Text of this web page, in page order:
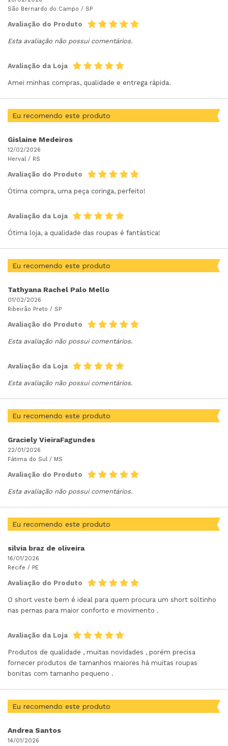
São Bernardo do Campo / SP
Avaliação do Produto
Esta avaliação não possui comentários.
Avaliação da Loja
Amei minhas compras, qualidade e entrega rápida.
Eu recomendo este produto
Gislaine Medeiros
12/02/2026
Herval / RS
Avaliação do Produto
Ótima compra, uma peça coringa, perfeito!
Avaliação da Loja
Ótima loja, a qualidade das roupas é fantástica!
Eu recomendo este produto
Tathyana Rachel Palo Mello
01/02/2026
Ribeirão Preto / SP
Avaliação do Produto
Esta avaliação não possui comentários.
Avaliação da Loja
Esta avaliação não possui comentários.
Eu recomendo este produto
Graciely VieiraFagundes
22/01/2026
Fátima do Sul / MS
Avaliação do Produto
Esta avaliação não possui comentários.
Eu recomendo este produto
silvia braz de oliveira
16/01/2026
Recife / PE
Avaliação do Produto
O short veste bem é ideal para quem procura um short soltinho
nas pernas para maior conforto e movimento .
Avaliação da Loja
Produtos de qualidade , muitas novidades , porém precisa
fornecer produtos de tamanhos maiores há muitas roupas
bonitas com tamanho pequeno .
Eu recomendo este produto
Andrea Santos
14/01/2026